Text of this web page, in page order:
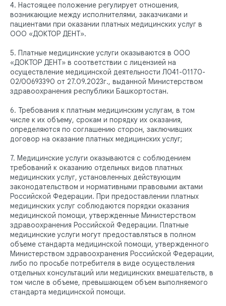
4. Настоящее положение регулирует отношения,
возникающие между исполнителями, заказчиками и
пациентами при оказании платных медицинских услуг в
ООО «ДОКТОР ДЕНТ».
5. Платные медицинские услуги оказываются в ООО
«ДОКТОР ДЕНТ» в соответствии с лицензией на
осуществление медицинской деятельности Л041-01170-
02/00693390 от 27.09.2023г., выданной Министерством
здравоохранения республики Башкортостан.
6. Требования к платным медицинским услугам, в том
числе к их объему, срокам и порядку их оказания,
определяются по соглашению сторон, заключивших
договор на оказание платных медицинских услуг;
7. Медицинские услуги оказываются с соблюдением
требований к оказанию отдельных видов платных
медицинских услуг, установленных действующим
законодательством и нормативными правовыми актами
Российской Федерации. При предоставлении платных
медицинских услуг соблюдаются порядки оказания
медицинской помощи, утвержденные Министерством
здравоохранения Российской Федерации. Платные
медицинские услуги могут предоставляться в полном
объеме стандарта медицинской помощи, утвержденного
Министерством здравоохранения Российской Федерации,
либо по просьбе потребителя в виде осуществления
отдельных консультаций или медицинских вмешательств, в
том числе в объеме, превышающем объем выполняемого
стандарта медицинской помощи.